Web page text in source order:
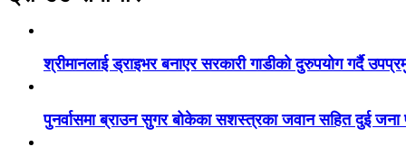
श्रीमानलाई ड्राइभर बनाएर सरकारी गाडीको दुरुपयोग गर्दै
पुनर्वासमा ब्राउन सुगर बोकेका सशस्त्रका जवान सहित दुई जना